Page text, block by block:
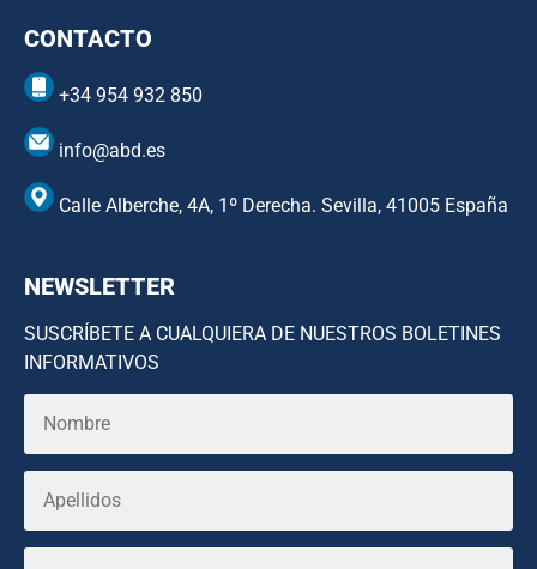
CONTACTO
+34 954 932 850
info@abd.es
Calle Alberche, 4A, 1º Derecha. Sevilla, 41005 España
NEWSLETTER
SUSCRÍBETE A CUALQUIERA DE NUESTROS BOLETINES
INFORMATIVOS